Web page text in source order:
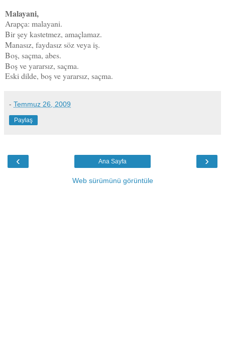
Malayani,
Arapça: malayani.
Bir şey kastetmez, amaçlamaz.
Manasız, faydasız söz veya iş.
Boş, saçma, abes.
Boş ve yararsız, saçma.
Eski dilde, boş ve yararsız, saçma.
- Temmuz 26, 2009
Paylaş
‹ ›
Ana Sayfa
Web sürümünü görüntüle